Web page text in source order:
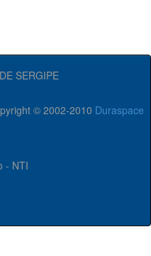
SERGIPE
© 2002-2010 Duraspace
- NTI